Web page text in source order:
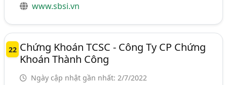
www.sbsi.vn
22 Chứng Khoán TCSC - Công Ty CP Chứng
Khoán Thành Công
Ngày cập nhật gần nhất: 2/7/2022